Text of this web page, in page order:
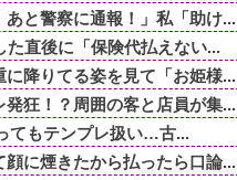
と警察に通報！」私「助け...
直後に「保険代払えない...
降りてる姿を見て「お姫様...
狂！？周囲の客と店員が集...
てもテンプレ扱い…古...
に煙きたから払ったら口論...